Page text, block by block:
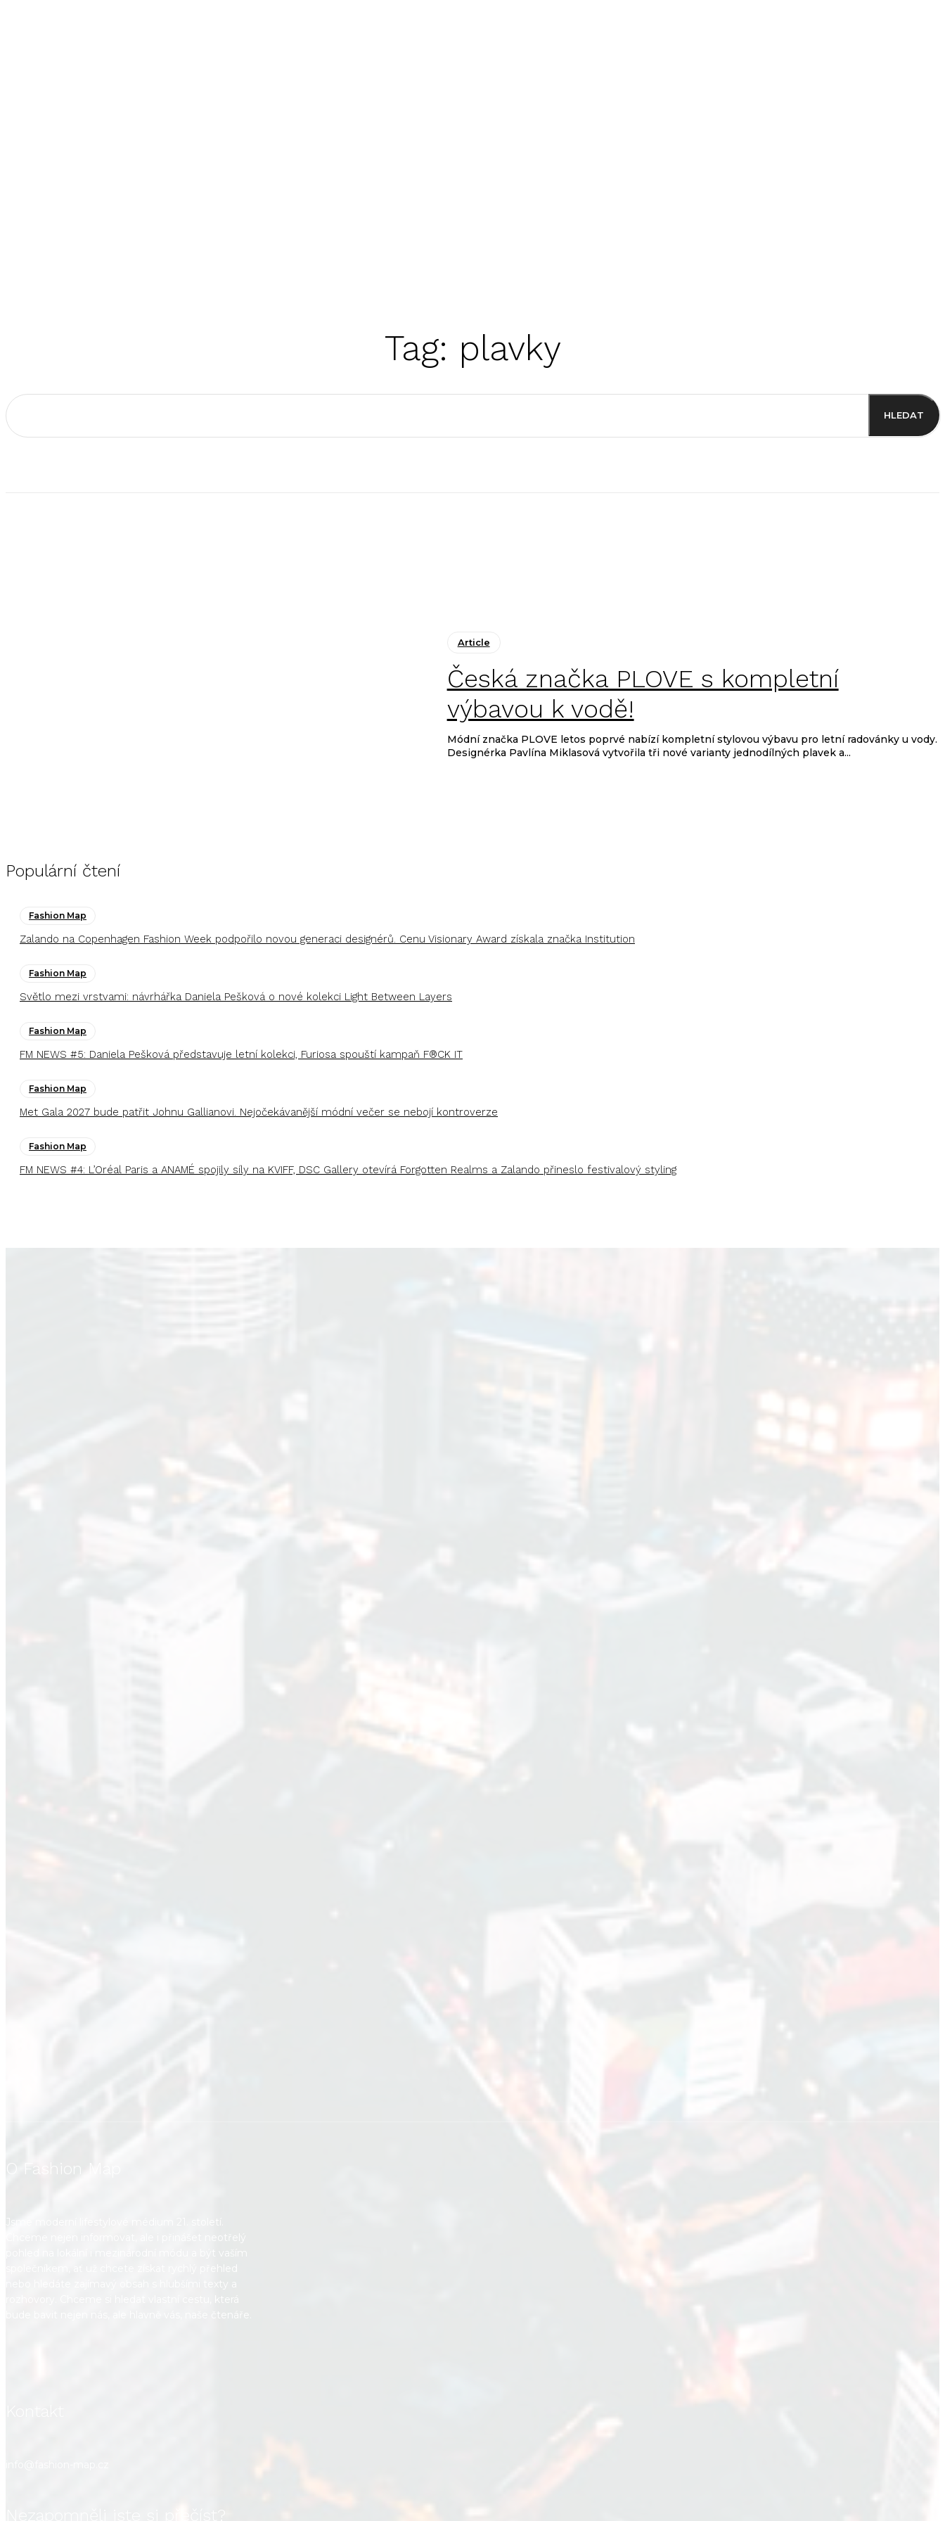
Tag: plavky
HLEDAT
Article
Česká značka PLOVE s kompletní
výbavou k vodě!
Módní značka PLOVE letos poprvé nabízí kompletní stylovou výbavu pro letní radovánky u vody.
Designérka Pavlína Miklasová vytvořila tři nové varianty jednodílných plavek a...
Populární čtení
Fashion Map
Zalando na Copenhagen Fashion Week podpořilo novou generaci designérů. Cenu Visionary Award získala značka Institution
Fashion Map
Světlo mezi vrstvami: návrhářka Daniela Pešková o nové kolekci Light Between Layers
Fashion Map
FM NEWS #5: Daniela Pešková představuje letní kolekci, Furiosa spouští kampaň F®CK IT
Fashion Map
Met Gala 2027 bude patřit Johnu Gallianovi. Nejočekávanější módní večer se nebojí kontroverze
Fashion Map
FM NEWS #4: L’Oréal Paris a ANAMÉ spojily síly na KVIFF, DSC Gallery otevírá Forgotten Realms a Zalando přineslo festivalový styling
O Fashion Map
Jsme moderní lifestylové médium 21. století.
pohled na lokální i mezinárodní módu a být vaším
společníkem, ať už chcete získat rychlý přehled
nebo hledáte zajímavý obsah s hlubšími texty a
rozhovory. Chceme si hledat vlastní cestu, která
bude bavit nejen nás, ale hlavně vás, naše čtenáře.
Nezapomněli jste si přečíst?